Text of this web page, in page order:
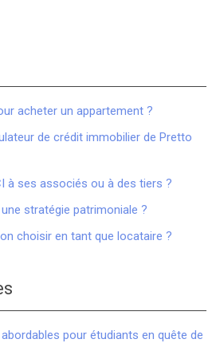
acheter un appartement ?
de crédit immobilier de Pretto
à ses associés ou à des tiers ?
stratégie patrimoniale ?
choisir en tant que locataire ?
pour étudiants en quête de